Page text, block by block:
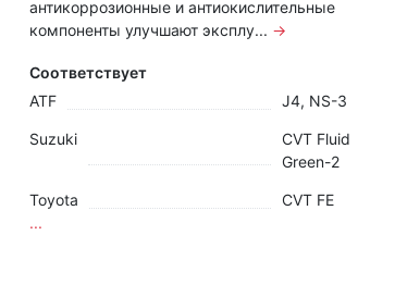
антикоррозионные и антиокислительные
компоненты улучшают эксплу... →
Соответствует
ATF
J4, NS-3
Suzuki
CVT Fluid
Green-2
Toyota
CVT FE
...